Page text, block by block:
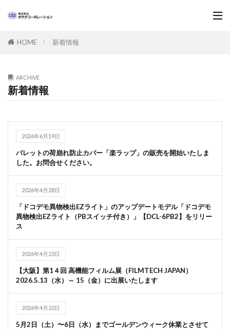
HOME 新着情報
ARCHIVE
新着情報
2026年6月19日
パレットの荷崩れ防止カバー「楽ラップ」の販売を開始いたしま
した。お問合せください。
2026年4月28日
「ドコデモ異物検出EZライト」のアップデートモデル「ドコデモ
異物検出EZライト（PBスイッチ付き）」【DCL-6PB2】をリリー
ス
2026年4月23日
【大阪】第1４回 高機能フィルム展（FILMTECH JAPAN）
2026.5.13（水）～ 15（金）に出展いたします
2026年4月22日
5月2日（土）〜6日（水）までゴールデンウィーク休業とさせて